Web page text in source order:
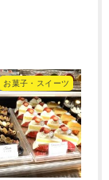
お菓子・スイーツ